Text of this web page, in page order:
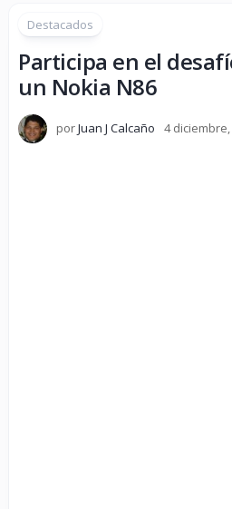
Destacados
Participa en el
un Nokia N86
porJuan J Calcaño 4 diciembre,